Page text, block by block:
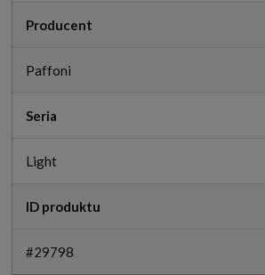
Producent
Paffoni
Seria
Light
ID produktu
#29798